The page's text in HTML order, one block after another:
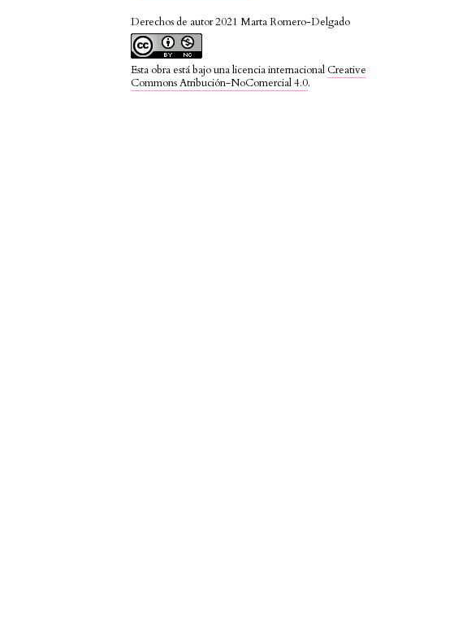
Derechos de autor 2021 Marta Romero-Delgado
Esta obra está bajo una licencia internacional Creative
Commons Atribución-NoComercial 4.0.